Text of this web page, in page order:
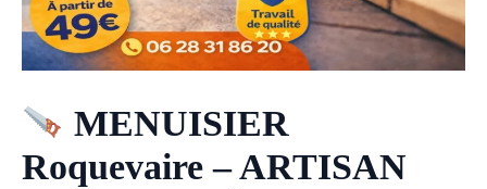
MENUISIER
Roquevaire – ARTISAN